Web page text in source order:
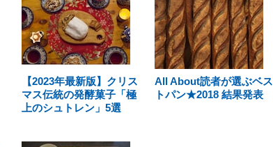
【2023年最新版】クリス
マス伝統の発酵菓子「極
上のシュトレン」5選
All About読者が選ぶベス
トパン★2018 結果発表